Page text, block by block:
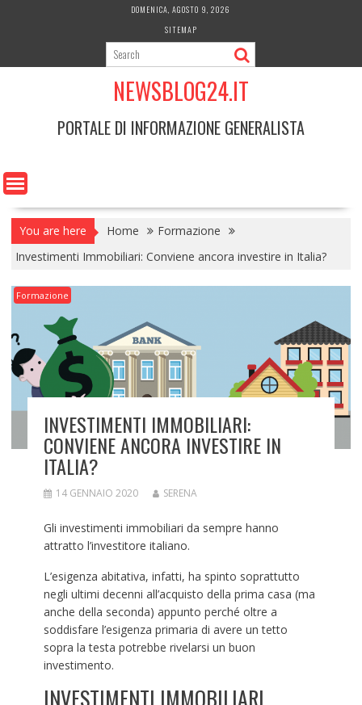
DOMENICA, AGOSTO 9, 2026
SITEMAP
NEWSBLOG24.IT
PORTALE DI INFORMAZIONE GENERALISTA
You are here Home
Formazione
Investimenti Immobiliari: Conviene ancora investire in Italia?
Formazione
INVESTIMENTI IMMOBILIARI:
CONVIENE ANCORA INVESTIRE IN
ITALIA?
14 GENNAIO 2020 SERENA
Gli investimenti immobiliari da sempre hanno
attratto l’investitore italiano.
L’esigenza abitativa, infatti, ha spinto soprattutto
negli ultimi decenni all’acquisto della prima casa (ma
anche della seconda) appunto perché oltre a
soddisfare l’esigenza primaria di avere un tetto
sopra la testa potrebbe rivelarsi un buon
investimento.
INVESTIMENTI IMMOBILIARI